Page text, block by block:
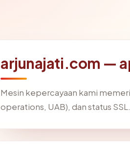
arjunajati.com —
Mesin kepercayaan kami
operations, UAB), dan status SSL.